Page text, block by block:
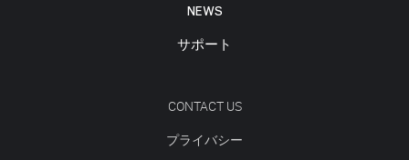
NEWS
サポート
CONTACT US
プライバシー